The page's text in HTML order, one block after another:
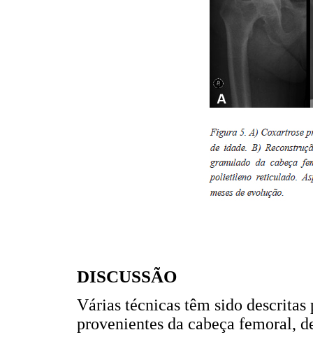
DISCUSSÃO
Várias técnicas têm sido descritas
provenientes da cabeça femoral,